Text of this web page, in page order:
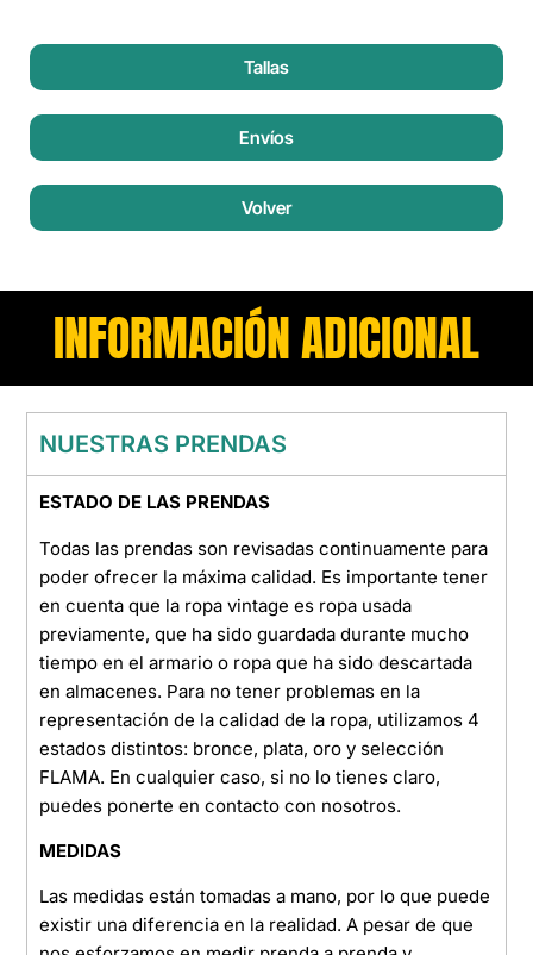
Tallas
Envíos
Volver
INFORMACIÓN ADICIONAL
NUESTRAS PRENDAS
ESTADO DE LAS PRENDAS
Todas las prendas son revisadas continuamente para
poder ofrecer la máxima calidad. Es importante tener
en cuenta que la ropa vintage es ropa usada
previamente, que ha sido guardada durante mucho
tiempo en el armario o ropa que ha sido descartada
en almacenes. Para no tener problemas en la
representación de la calidad de la ropa, utilizamos 4
estados distintos: bronce, plata, oro y selección
FLAMA. En cualquier caso, si no lo tienes claro,
puedes ponerte en contacto con nosotros.
MEDIDAS
Las medidas están tomadas a mano, por lo que puede
existir una diferencia en la realidad. A pesar de que